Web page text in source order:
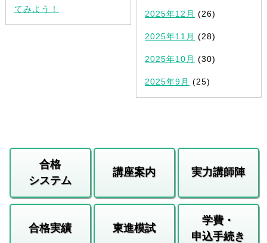
てみよう！
2025年12月 (26)
2025年11月 (28)
2025年10月 (30)
2025年9月 (25)
合格
システム
講座案内 実力講師陣
合格実績 東進模試
学費・
申込手続き